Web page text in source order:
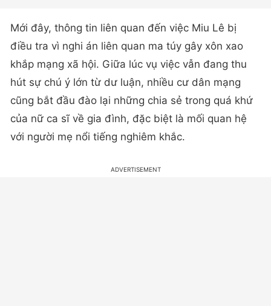
Mới đây, thông tin liên quan đến việc Miu Lê bị
điều tra vì nghi án liên quan ma túy gây xôn xao
khắp mạng xã hội. Giữa lúc vụ việc vẫn đang thu
hút sự chú ý lớn từ dư luận, nhiều cư dân mạng
cũng bắt đầu đào lại những chia sẻ trong quá khứ
của nữ ca sĩ về gia đình, đặc biệt là mối quan hệ
với người mẹ nổi tiếng nghiêm khắc.